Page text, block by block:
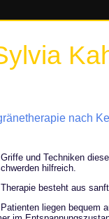
nach
Griffe und Techniken
hilfreich.
Therapie besteht aus
Patienten liegen bequem